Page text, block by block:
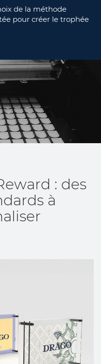
de la méthode
pour créer le trophée
: des
à